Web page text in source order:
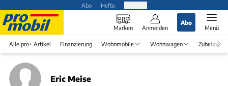
Abo Hefte
Marken Anmelden
Abo
Menü
Alle pro+ Artikel Finanzierung Wohnmobile Wohnwagen Zubehör
Eric Meise